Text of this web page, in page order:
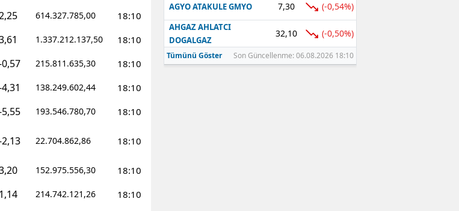
614.327.785,00 18:10
1.337.212.137,50 18:10
215.811.635,30 18:10
138.249.602,44 18:10
193.546.780,70 18:10
22.704.862,86 18:10
152.975.556,30 18:10
1,14 214.742.121,26 18:10
AGYO ATAKULE GMYO 7,30 (-0,54%)
AHGAZ AHLATCI
DOGALGAZ
32,10 (-0,50%)
Tümünü Göster Son Güncellenme: 06.08.2026 18:10